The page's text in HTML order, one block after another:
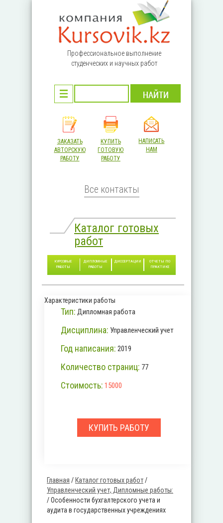
Профессиональное выполнение
студенческих и научных работ
ЗАКАЗАТЬ
АВТОРСКУЮ
РАБОТУ
КУПИТЬ
ГОТОВУЮ
РАБОТУ
НАПИСАТЬ
НАМ
Все контакты
Каталог готовых
работ
КУРСОВЫЕ
РАБОТЫ
ДИПЛОМНЫЕ
РАБОТЫ
ДИССЕРТАЦИИ
ОТЧЕТЫ ПО
ПРАКТИКЕ
Вы здесь
Главная / Каталог готовых работ/
Управленческий учет, Дипломные работы:
/Особенности бухгалтерского учета и
аудита в государственных учреждениях
Характеристики работы
Тип: Дипломная работа
Дисциплина: Управленческий учет
Год написания: 2019
Количество страниц: 77
Стоимость: 15000
КУПИТЬ РАБОТУ